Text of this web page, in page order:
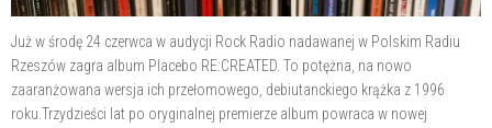
Już w środę 24 czerwca w audycji Rock Radio nadawanej w Polskim Radiu
Rzeszów zagra album Placebo RE:CREATED. To potężna, na nowo
zaaranżowana wersja ich przełomowego, debiutanckiego krążka z 1996
roku.Trzydzieści lat po oryginalnej premierze album powraca w nowej